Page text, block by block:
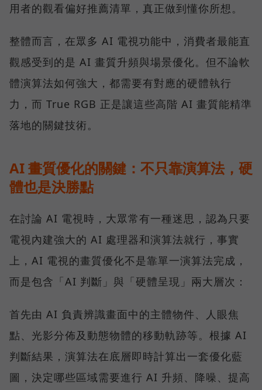
用者的觀看偏好推薦清單，真正做到懂你所想。
整體而言，在眾多 AI 電視功能中，消費者最能直
觀感受到的是 AI 畫質升頻與場景優化。但不論軟
體演算法如何強大，都需要有對應的硬體執行
力，而 True RGB 正是讓這些高階 AI 畫質能精準
落地的關鍵技術。
AI 畫質優化的關鍵：不只靠演算法，硬
體也是決勝點
在討論 AI 電視時，大眾常有一種迷思，認為只要
電視內建強大的 AI 處理器和演算法就行，事實
上，AI 電視的畫質優化不是靠單一演算法完成，
而是包含「AI 判斷」與「硬體呈現」兩大層次：
首先由 AI 負責辨識畫面中的主體物件、人眼焦
點、光影分佈及動態物體的移動軌跡等。根據 AI
判斷結果，演算法在底層即時計算出一套優化藍
圖，決定哪些區域需要進行 AI 升頻、降噪、提高